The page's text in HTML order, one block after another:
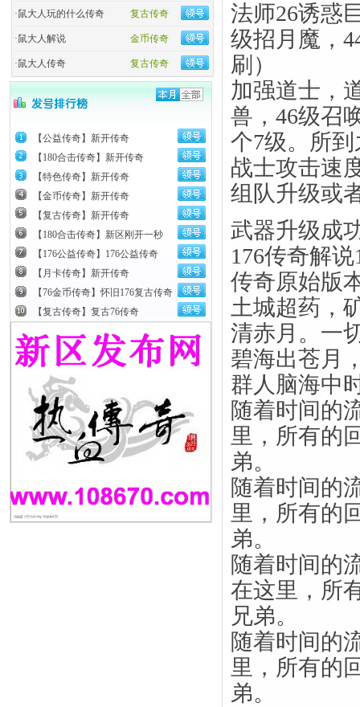
复古传奇
·鼠大人玩的什么传奇
金币传奇
·鼠大人解说
复古传奇
·鼠大人传奇
【公益传奇】新开传奇
【180合击传奇】新开传奇
【特色传奇】新开传奇
【金币传奇】新开传奇
【复古传奇】新开传奇
【180合击传奇】新区刚开一秒
【176公益传奇】176公益传奇
【月卡传奇】新开传奇
【76金币传奇】怀旧176复古传奇
【复古传奇】复古76传奇
法师26诱惑
级招月魔，
刷）
加强道士，
兽，46级召
个7级。所
战士攻击速
组队升级或
武器升级成
176传奇解
传奇原始版
土城超药，
清赤月。一
碧海出苍月
群人脑海中
随着时间的
里，所有的
弟。
随着时间的
里，所有的
弟。
随着时间的
在这里，所
兄弟。
随着时间的
里，所有的
弟。